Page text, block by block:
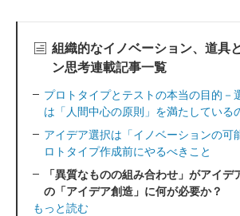
組織的なイノベーション、道具
ン思考連載記事一覧
プロトタイプとテストの本当の目的－
は「人間中心の原則」を満たしている
アイデア選択は「イノベーションの可
ロトタイプ作成前にやるべきこと
「異質なものの組み合わせ」がアイ
の「アイデア創造」に何が必要か？
もっと読む